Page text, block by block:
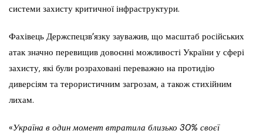
системи захисту критичної інфраструктури.
Фахівець Держспецзв’язку зауважив, що масштаб російських
атак значно перевищив довоєнні можливості України у сфері
захисту, які були розраховані переважно на протидію
диверсіям та терористичним загрозам, а також стихійним
лихам.
«Україна в один момент втратила близько 30% своєї